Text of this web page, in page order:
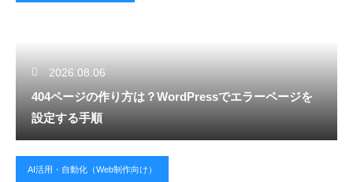
2026.08.06
404ページの作り方は？WordPressでエラーページを
設定する手順
AI活用・自動化（Web制作向け）